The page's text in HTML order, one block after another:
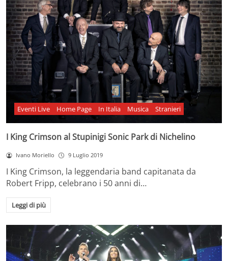
Eventi Live Home Page In Italia Musica Stranieri
I King Crimson al Stupinigi Sonic Park di Nichelino
Ivano Moriello 9 Luglio 2019
I King Crimson, la leggendaria band capitanata da
Robert Fripp, celebrano i 50 anni di…
Leggi di più